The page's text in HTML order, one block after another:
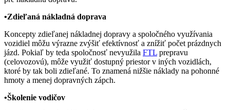
•Zdieľaná nákladná doprava
Koncepty zdieľanej nákladnej dopravy a spoločného využívania
vozidiel môžu výrazne zvýšiť efektívnosť a znížiť počet prázdnych
jázd. Pokiaľ by teda spoločnosť nevyužila FTL prepravu
(celovozovú), môže využiť dostupný priestor v iných vozidlách,
ktoré by tak boli zdieľané. To znamená nižšie náklady na pohonné
hmoty a menej dopravných zápch.
•Školenie vodičov